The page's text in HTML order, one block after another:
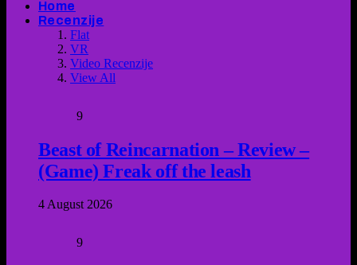
Home
Recenzije
Flat
VR
Video Recenzije
View All
9
Beast of Reincarnation – Review –
(Game) Freak off the leash
4 August 2026
9